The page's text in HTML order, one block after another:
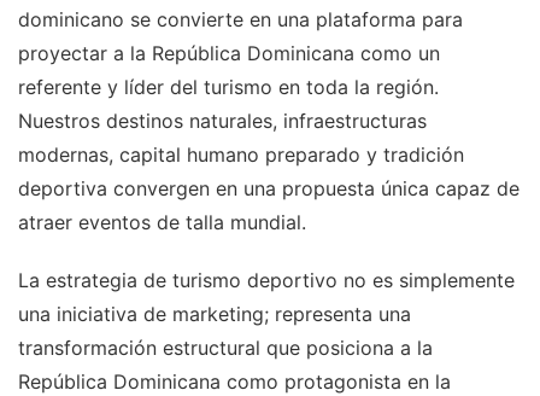
dominicano se convierte en una plataforma para
proyectar a la República Dominicana como un
referente y líder del turismo en toda la región.
Nuestros destinos naturales, infraestructuras
modernas, capital humano preparado y tradición
deportiva convergen en una propuesta única capaz de
atraer eventos de talla mundial.
La estrategia de turismo deportivo no es simplemente
una iniciativa de marketing; representa una
transformación estructural que posiciona a la
República Dominicana como protagonista en la